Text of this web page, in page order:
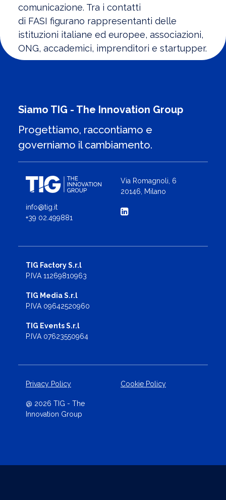
comunicazione. Tra i contatti
di FASI figurano rappresentanti delle
istituzioni italiane ed europee, associazioni,
ONG, accademici, imprenditori e startupper.
Siamo TIG - The Innovation Group
Progettiamo, raccontiamo e
governiamo il cambiamento.
info@tig.it
+39 02.499881
Via Romagnoli, 6
20146, Milano
TIG Factory S.r.l
P.IVA 11269810963
TIG Media S.r.l
P.IVA 09642520960
TIG Events S.r.l
P.IVA 07623550964
Privacy Policy Cookie Policy
@ 2026 TIG - The
Innovation Group